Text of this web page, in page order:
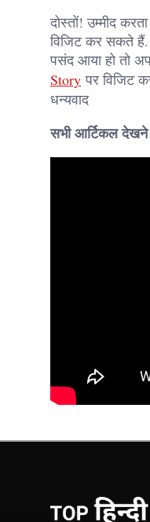
दोस्तों! उम्मीद
विजिट कर सकते
पसंद आया हो तो
Story पर विजिट
धन्यवाद
सभी आर्टिकल